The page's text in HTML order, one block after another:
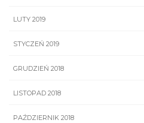
LUTY 2019
STYCZEŃ 2019
GRUDZIEŃ 2018
LISTOPAD 2018
PAŹDZIERNIK 2018